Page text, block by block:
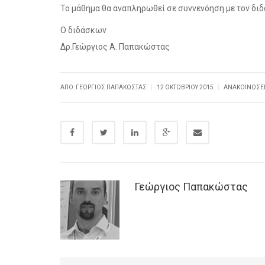
Το μάθημα θα αναπληρωθεί σε συννενόηση με τον
Ο διδάσκων
Δρ.Γεώργιος Α. Παπακώστας
ΑΠΌ: ΓΕΏΡΓΙΟΣ ΠΑΠΑΚΏΣΤΑΣ 12 ΟΚΤΩΒΡΊΟΥ 2015
Γεώργιος Παπακώστας